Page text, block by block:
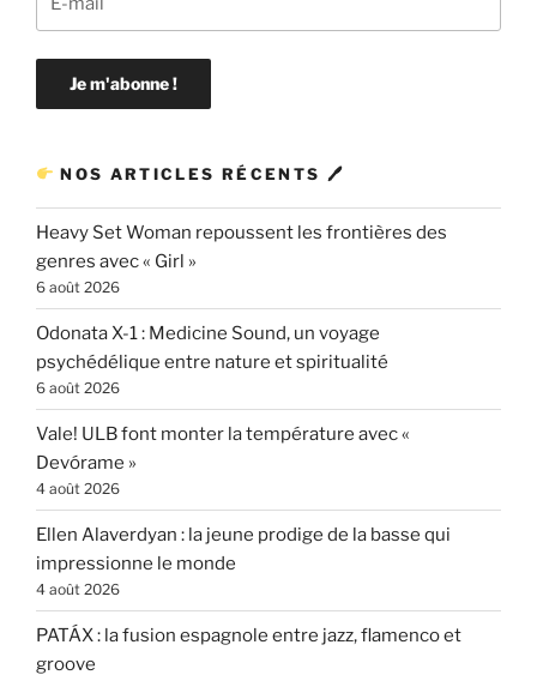
NOS ARTICLES RÉCENTS 🖊
Heavy Set Woman repoussent les frontières des
genres avec « Girl »
6 août 2026
Odonata X-1 : Medicine Sound, un voyage
psychédélique entre nature et spiritualité
6 août 2026
Vale! ULB font monter la température avec «
Devórame »
4 août 2026
Ellen Alaverdyan : la jeune prodige de la basse qui
impressionne le monde
4 août 2026
PATÁX : la fusion espagnole entre jazz, flamenco et
groove